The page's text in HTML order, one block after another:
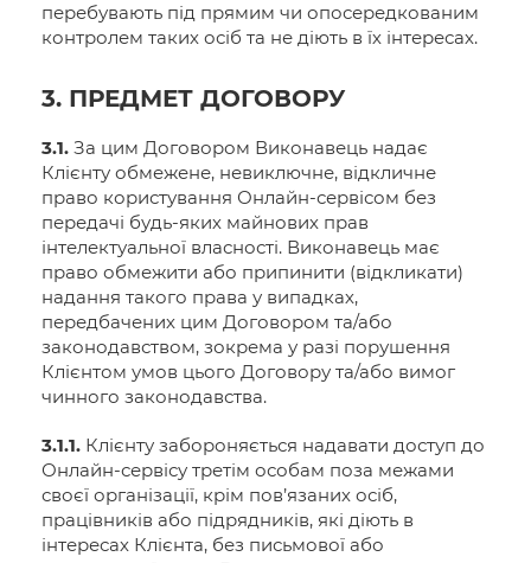
перебувають під прямим чи опосередкованим
контролем таких осіб та не діють в їх інтересах.
3. ПРЕДМЕТ ДОГОВОРУ
3.1. За цим Договором Виконавець надає
Клієнту обмежене, невиключне, відкличне
право користування Онлайн-сервісом без
передачі будь-яких майнових прав
інтелектуальної власності. Виконавець має
право обмежити або припинити (відкликати)
надання такого права у випадках,
передбачених цим Договором та/або
законодавством, зокрема у разі порушення
Клієнтом умов цього Договору та/або вимог
чинного законодавства.
3.1.1. Клієнту забороняється надавати доступ до
Онлайн-сервісу третім особам поза межами
своєї організації, крім пов’язаних осіб,
працівників або підрядників, які діють в
інтересах Клієнта, без письмової або